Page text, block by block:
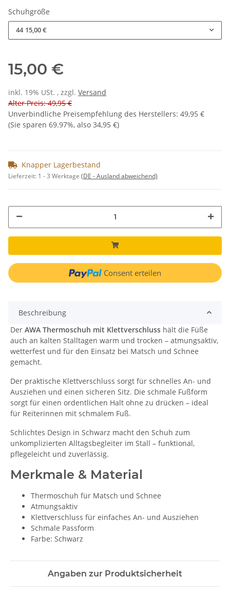
Schuhgröße
44 15,00 €
15,00 €
inkl. 19% USt. , zzgl. Versand
Alter Preis: 49,95 €
Unverbindliche Preisempfehlung des Herstellers: 49,95 €
(Sie sparen 69.97%, also 34,95 €)
Knapper Lagerbestand
Lieferzeit: 1 - 3 Werktage (DE - Ausland abweichend)
Consent erteilen
Beschreibung
Der AWA Thermoschuh mit Klettverschluss hält die Füße
auch an kalten Stalltagen warm und trocken – atmungsaktiv,
wetterfest und für den Einsatz bei Matsch und Schnee
gemacht.
Der praktische Klettverschluss sorgt für schnelles An- und
Ausziehen und einen sicheren Sitz. Die schmale Fußform
sorgt für einen ordentlichen Halt ohne zu drücken – ideal
für Reiterinnen mit schmalem Fuß.
Schlichtes Design in Schwarz macht den Schuh zum
unkomplizierten Alltagsbegleiter im Stall – funktional,
pflegeleicht und zuverlässig.
Merkmale & Material
Thermoschuh für Matsch und Schnee
Atmungsaktiv
Klettverschluss für einfaches An- und Ausziehen
Schmale Passform
Farbe: Schwarz
Angaben zur Produktsicherheit